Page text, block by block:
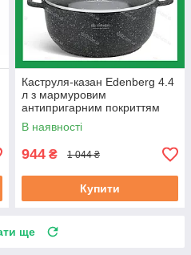
Каструля-казан Edenberg 4.4
л з мармуровим
антипригарним покриттям
литий алюміній 24 см (EB-
8118)
В наявності
944 ₴ 1 044 ₴
Купити
ще